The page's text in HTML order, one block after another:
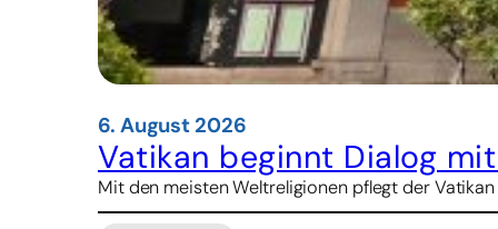
6. August 2026
Vatikan beginnt Dialog
Mit den meisten Weltreligionen pflegt der